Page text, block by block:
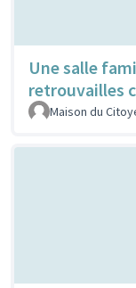
Une salle
retrouvailles
Maison du